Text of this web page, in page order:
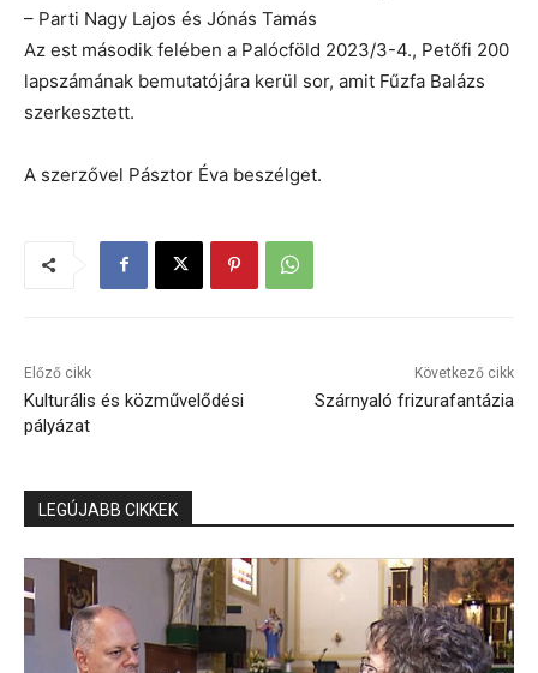
– Parti Nagy Lajos és Jónás Tamás
Az est második felében a Palócföld 2023/3-4., Petőfi 200
lapszámának bemutatójára kerül sor, amit Fűzfa Balázs
szerkesztett.
A szerzővel Pásztor Éva beszélget.
Előző cikk
Kulturális és közművelődési
pályázat
Következő cikk
Szárnyaló frizurafantázia
LEGÚJABB CIKKEK